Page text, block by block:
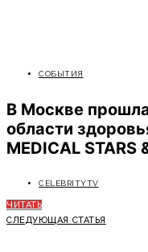
СОБЫТИЯ
В Москве
области
MEDICAL STARS
CELEBRITYTV
ЧИТАТЬ
СЛЕДУЮЩАЯ СТАТЬЯ